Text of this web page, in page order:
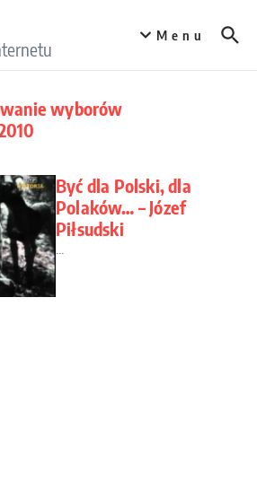
Menu
wyborów
Być dla Polski, dla
Polaków… – Józef
Piłsudski